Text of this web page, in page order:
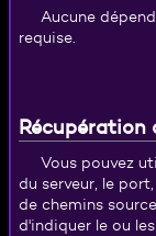
Aucune
requise.
Récupération
Vous pouvez
du serveur, le
de chemins
d'indiquer le ou